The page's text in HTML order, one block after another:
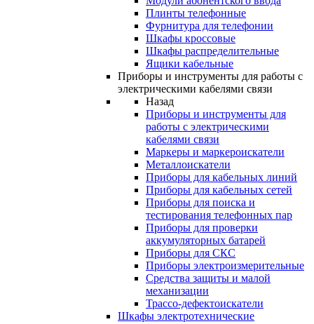
Плинты телефонные
Фурнитура для телефонии
Шкафы кроссовые
Шкафы распределительные
Ящики кабельные
Приборы и инструменты для работы с
электрическими кабелями связи
Назад
Приборы и инструменты для
работы с электрическими
кабелями связи
Маркеры и маркероискатели
Металлоискатели
Приборы для кабельных линий
Приборы для кабельных сетей
Приборы для поиска и
тестирования телефонных пар
Приборы для проверки
аккумуляторных батарей
Приборы для СКС
Приборы электроизмерительные
Средства защиты и малой
механизации
Трассо-дефектоискатели
Шкафы электротехнические